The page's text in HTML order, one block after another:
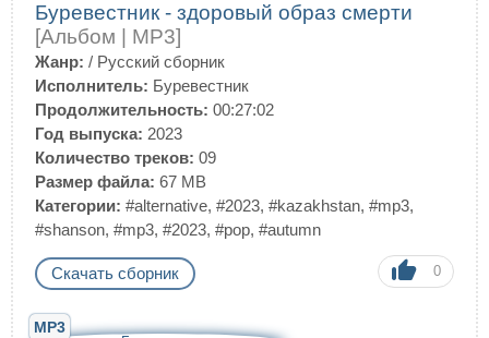
Буревестник - здоровый образ смерти
[Альбом | MP3]
Жанр: / Русский сборник
Исполнитель: Буревестник
Продолжительность: 00:27:02
Год выпуска: 2023
Количество треков: 09
Размер файла: 67 MB
Категории: #alternative, #2023, #kazakhstan, #mp3,
#shanson, #mp3, #2023, #pop, #autumn
Скачать сборник 0
MP3